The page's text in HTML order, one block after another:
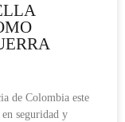
de Colombia este
seguridad y